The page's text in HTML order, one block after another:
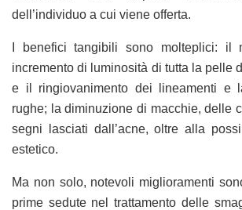
dell’individuo a cui viene offerta.
I benefici tangibili sono molteplici: il
incremento di luminosità di tutta la pelle
e il ringiovanimento dei lineamenti e
rughe; la diminuzione di macchie, delle
segni lasciati dall’acne, oltre alla
estetico.
Ma non solo, notevoli miglioramenti
prime sedute nel trattamento delle